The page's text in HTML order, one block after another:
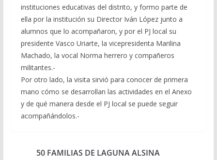
instituciones educativas del distrito, y formo parte de
ella por la institución su Director Iván López junto a
alumnos que lo acompañaron, y por el PJ local su
presidente Vasco Uriarte, la vicepresidenta Marilina
Machado, la vocal Norma herrero y compañeros
militantes.-
Por otro lado, la visita sirvió para conocer de primera
mano cómo se desarrollan las actividades en el Anexo
y de qué manera desde el PJ local se puede seguir
acompañándolos.-
50 FAMILIAS DE LAGUNA ALSINA